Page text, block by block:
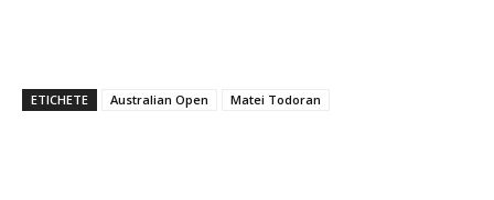
ETICHETE Australian Open Matei Todoran